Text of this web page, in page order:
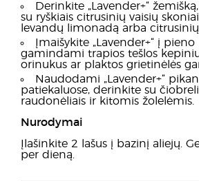
Derinkite „Lavender+“
su ryškiais citrusinių vaisių
levandų limonadą arba citrusinių
Įmaišykite „Lavender+“ į
gamindami trapios tešlos
orinukus ar plaktos grietinėlės
Naudodami „Lavender+“
patiekaluose, derinkite su
raudonėliais ir kitomis žolelėmis.
Nurodymai
Įlašinkite 2 lašus į bazinį aliejų.
per dieną.